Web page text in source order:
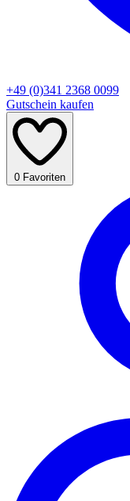
+49 (0)341 2368 0099
Gutschein kaufen
0 Favoriten